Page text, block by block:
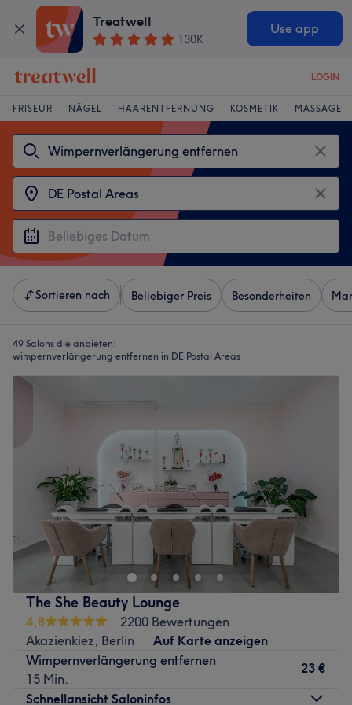
Treatwell
130K
Use app
LOGIN
FRISEUR NÄGEL HAARENTFERNUNG KOSMETIK MASSAGE
Sortieren nach Beliebiger Preis Besonderheiten
49 Salons die anbieten:
wimpernverlängerung entfernen in DE Postal Areas
The She Beauty Lounge
4,8
2200 Bewertungen
Akazienkiez, Berlin
Auf Karte anzeigen
Wimpernverlängerung entfernen
15 Min.
23 €
Schnellansicht Saloninfos